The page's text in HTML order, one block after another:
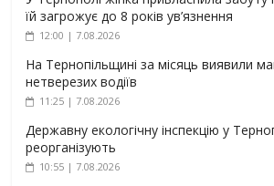
їй загрожує до 8 років ув’язнення
12:00 | 7.08.2026
На Тернопільщині за місяць виявили
нетверезих водіїв
11:25 | 7.08.2026
Державну екологічну інспекцію у
реорганізують
10:55 | 7.08.2026